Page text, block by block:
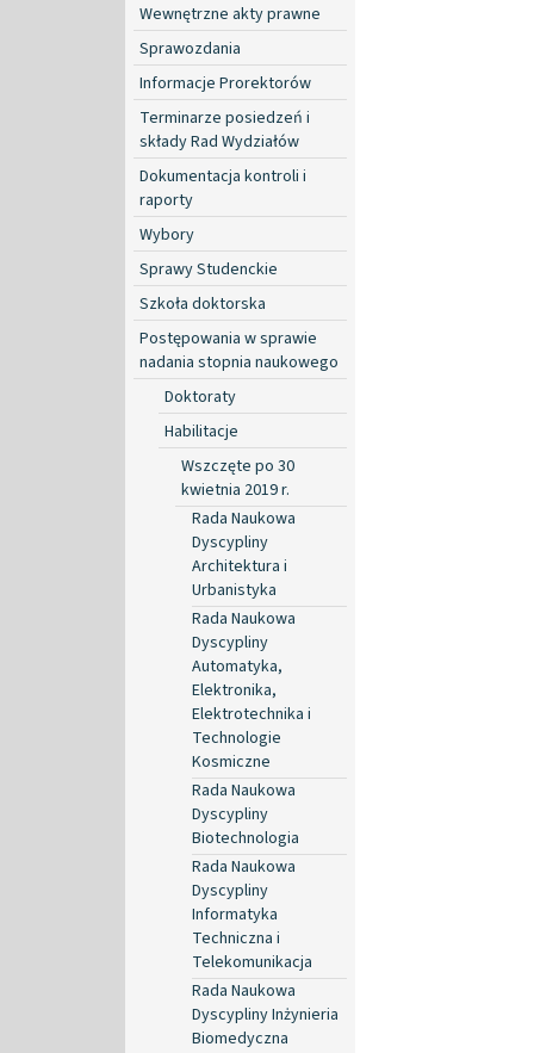
Wewnętrzne akty prawne
Sprawozdania
Informacje Prorektorów
Terminarze posiedzeń i
składy Rad Wydziałów
Dokumentacja kontroli i
raporty
Wybory
Sprawy Studenckie
Szkoła doktorska
Postępowania w sprawie
nadania stopnia naukowego
Doktoraty
Habilitacje
Wszczęte po 30
kwietnia 2019 r.
Rada Naukowa
Dyscypliny
Architektura i
Urbanistyka
Rada Naukowa
Dyscypliny
Automatyka,
Elektronika,
Elektrotechnika i
Technologie
Kosmiczne
Rada Naukowa
Dyscypliny
Biotechnologia
Rada Naukowa
Dyscypliny
Informatyka
Techniczna i
Telekomunikacja
Rada Naukowa
Dyscypliny Inżynieria
Biomedyczna